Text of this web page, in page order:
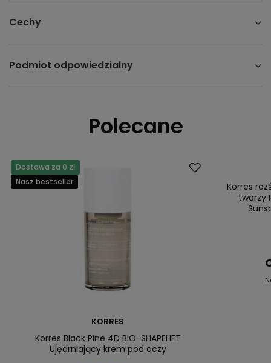
Cechy
Podmiot odpowiedzialny
Polecane
Dostawa za 0 zł
Nasz bestseller
KORRES
Korres Black Pine 4D BIO-SHAPELIFT
Ujędrniający krem pod oczy
Nasz
Korres
twarzy